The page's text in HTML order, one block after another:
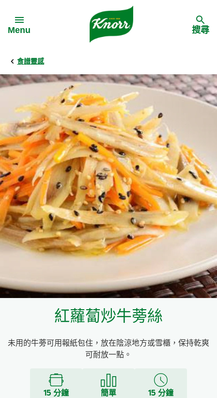
Menu
Back
料理食材
料理方式
季節節慶
多國料理
料理種類
Back
家樂牌純鮮雞粉
家樂牌雞粉
家樂牌鮮菇粉
家樂牌濃湯寶
家樂牌雞汁
家樂牌快熟通心粉
家樂牌鮮露
家樂牌鷹粟粉
家樂牌雞湯粒
家樂牌純鮮清雞湯
Back
背景
甚麼是愛環境食材
愛環境食材名單
愛環境食材食譜
愛環境食材篩選條件
搜尋
食譜靈感
紅蘿蔔炒牛蒡絲
未用的牛蒡可用報紙包住，放在陰涼地方或雪櫃，保持乾爽
可耐放一點。
15 分鐘 簡單 15 分鐘